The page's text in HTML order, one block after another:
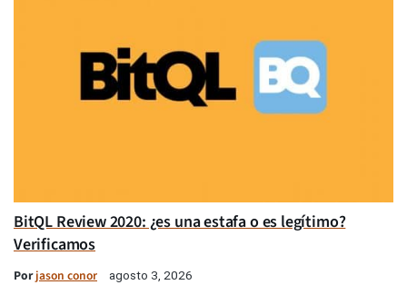
BitQL Review 2020: ¿es una estafa o es legítimo?
Verificamos
Porjason conor agosto 3, 2026